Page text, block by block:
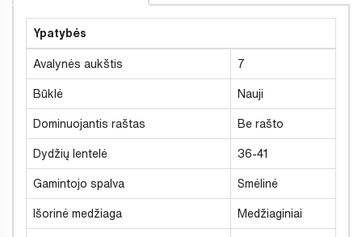
Ypatybės
Avalynės aukštis 7
Būklė Nauji
Dominuojantis raštas Be rašto
Dydžių lentelė 36-41
Gamintojo spalva Smėlinė
Išorinė medžiaga Medžiaginiai